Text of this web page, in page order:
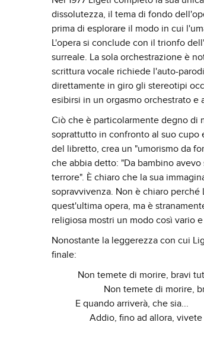
dissolutezza, il tema di fondo
prima di esplorare il modo in cui
L'opera si conclude con il trionfo
surreale. La sola orchestrazione è
scrittura vocale richiede l'auto-
direttamente in giro gli stereotipi
esibirsi in un orgasmo orchestrato e
Ciò che è particolarmente degno di
soprattutto in confronto al suo cupo
del libretto, crea un "umorismo da
che abbia detto: "Da bambino
terrore". È chiaro che la sua
sopravvivenza. Non è chiaro
quest'ultima opera, ma è
religiosa mostri un modo così vario
Nonostante la leggerezza con cui
finale:
Non temete di morire, bravi
Non temete di morire,
E quando arriverà, che sia...
Addio, fino ad allora, vivete